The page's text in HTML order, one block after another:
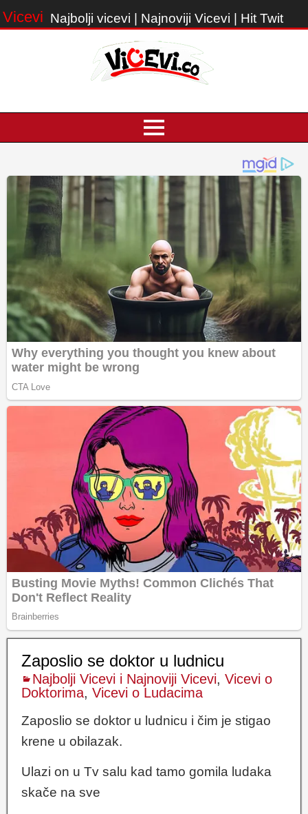
Vicevi Najbolji vicevi | Najnoviji Vicevi | Hit Twit
Zaposlio se doktor u ludnicu
Najbolji Vicevi i Najnoviji Vicevi, Vicevi o
Doktorima, Vicevi o Ludacima
Zaposlio se doktor u ludnicu i čim je stigao
krene u obilazak.
Ulazi on u Tv salu kad tamo gomila ludaka
skače na sve